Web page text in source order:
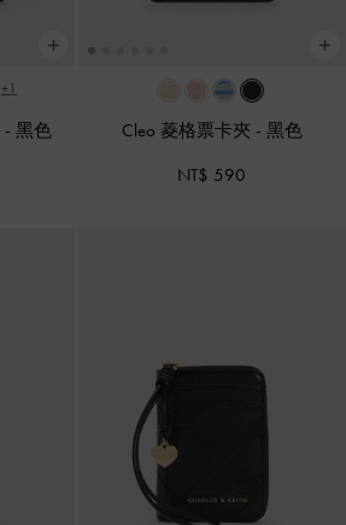
+1
- 黑色 Cleo 菱格票卡夾 - 黑色
NT$ 590